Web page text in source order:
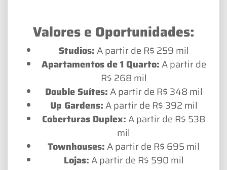
Valores e Oportunidades:
Studios:A partir de R$ 259 mil
Apartamentos de 1 Quarto:A partir de
R$ 268 mil
Double Suítes:A partir de R$ 348 mil
Up Gardens:A partir de R$ 392 mil
Coberturas Duplex:A partir de R$ 538
mil
Townhouses:A partir de R$ 695 mil
Lojas:A partir de R$ 590 mil